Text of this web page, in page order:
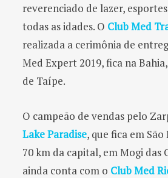
reverenciado de lazer,
todas as idades. O Club Med
realizada a cerimônia de
Med Expert 2019, fica na
de Taípe.
O campeão de vendas pelo
Lake Paradise, que fica em
70 km da capital, em Mogi das
ainda conta com o Club Med